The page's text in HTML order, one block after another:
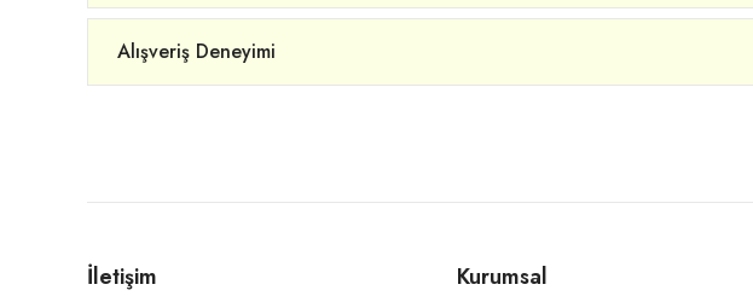
Alışveriş Deneyimi
İletişim Kurumsal